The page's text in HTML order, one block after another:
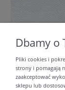
Dbamy o
Pliki cookies i
strony i pomagają
zaakceptować
sklepu lub